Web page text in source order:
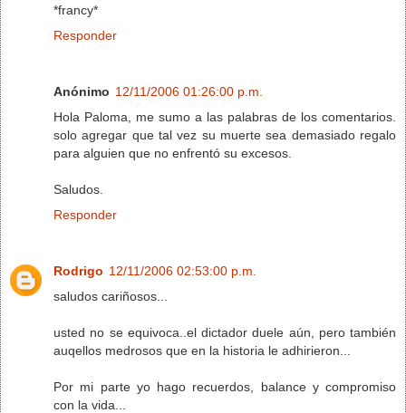
*francy*
Responder
Anónimo 12/11/2006 01:26:00 p.m.
Hola Paloma, me sumo a las palabras de los comentarios.
solo agregar que tal vez su muerte sea demasiado regalo
para alguien que no enfrentó su excesos.
Saludos.
Responder
Rodrigo 12/11/2006 02:53:00 p.m.
saludos cariñosos...
usted no se equivoca..el dictador duele aún, pero también
auqellos medrosos que en la historia le adhirieron...
Por mi parte yo hago recuerdos, balance y compromiso
con la vida...